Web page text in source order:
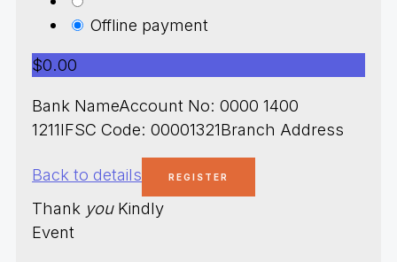
Offline payment
$0.00
Bank NameAccount No: 0000 1400
1211IFSC Code: 00001321Branch Address
Back to details
Thank youKindly
Event